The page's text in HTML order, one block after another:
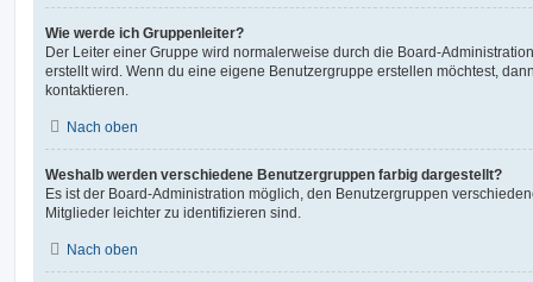
Wie werde ich Gruppenleiter?
Der Leiter einer Gruppe wird normalerweise durch die Board-
erstellt wird. Wenn du eine eigene Benutzergruppe erstellen möchtest,
kontaktieren.
Nach oben
Weshalb werden verschiedene Benutzergruppen farbig dargestellt?
Es ist der Board-Administration möglich, den Benutzergruppen
Mitglieder leichter zu identifizieren sind.
Nach oben